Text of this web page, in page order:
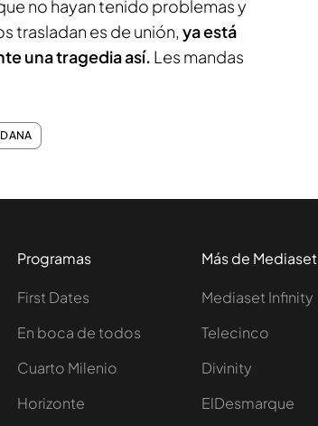
no hayan tenido problemas y
trasladan es de unión, ya está
una tragedia así. Les mandas
DANA
Programas
First Dates
En boca de todos
Cuarto Milenio
Horizonte
Más de Mediaset
Mediaset Infinity
Telecinco
Divinity
ElDesmarque